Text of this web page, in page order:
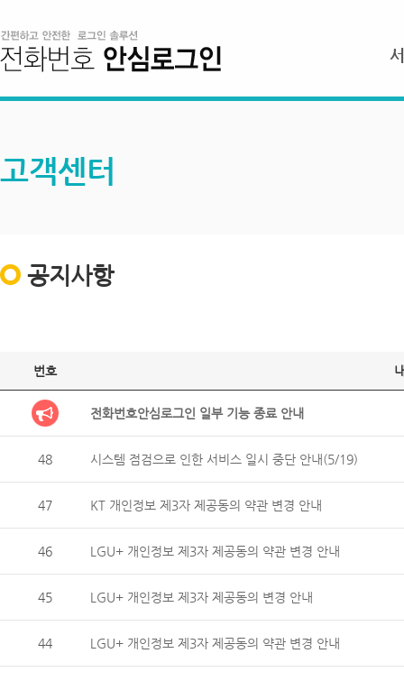
고객센터
공지사항
번호
전화번호안심로그인 일부 기능 종료 안내
48 시스템 점검으로 인한 서비스 일시 중단 안내(5/19)
47 KT 개인정보 제3자 제공동의 약관 변경 안내
46 LGU+ 개인정보 제3자 제공동의 약관 변경 안내
45 LGU+ 개인정보 제3자 제공동의 변경 안내
44 LGU+ 개인정보 제3자 제공동의 약관 변경 안내